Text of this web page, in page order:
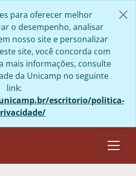
para oferecer melhor
o desempenho, analisar
nosso site e personalizar
site, você concorda com
mais informações, consulte
da Unicamp no seguinte
link:
escritorio/politica-